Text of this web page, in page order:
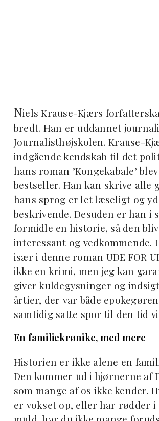
Niels Krause-Kjærs
bredt. Han er uddannet
Journalisthøjskolen. Krause-
indgående kendskab til det
hans roman ’Kongekabale’
bestseller. Han kan skrive alle
hans sprog er let læseligt og
beskrivende. Desuden er han i
formidle en historie, så den
interessant og vedkommende.
især i denne roman UDE FOR
ikke en krimi, men jeg kan
giver kuldegysninger og
årtier, der var både
samtidig satte spor til den tid
En familiekrønike, med mere
Historien er ikke alene en
Den kommer ud i hjørnerne af
som mange af os ikke kender.
er vokset op, eller har rødder i